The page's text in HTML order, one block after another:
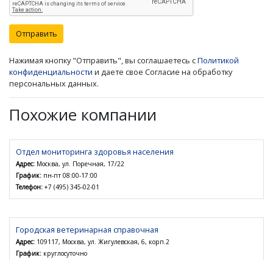
Отправить
Нажимая кнопку "Отправить", вы соглашаетесь сПолитикой
конфиденциальности и даете свое Согласие на обработку
персональных данных.
Похожие компании
Отдел мониторинга здоровья населения
Адрес: Москва, ул. Поречная, 17/22
График: пн-пт 08:00-17:00
Телефон: +7 (495) 345-02-01
Городская ветеринарная справочная
Адрес: 109117, Москва, ул. Жигулевская, 6, корп.2
График: круглосуточно